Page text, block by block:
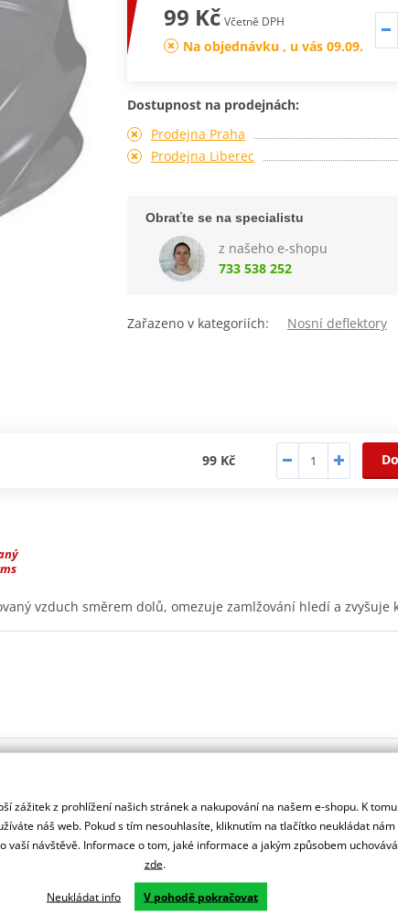
99 Kč Včetně DPH
Na objednávku , u vás 09.09.
Dostupnost na prodejnách:
Prodejna Praha
Prodejna Liberec
Obraťte se na specialistu
z našeho e-shopu
733 538 252
Zařazeno v kategoriích: Nosní deflektory
99 Kč
vzduch směrem dolů, omezuje zamlžování hledí a
zážitek z prohlížení našich stránek a nakupování na našem e-shopu. K
náš web. Pokud s tím nesouhlasíte, kliknutím na tlačítko neukládat
vaší návštěvě. Informace o tom, jaké informace a jakým způsobem
zde.
Neukládat info V pohodě pokračovat